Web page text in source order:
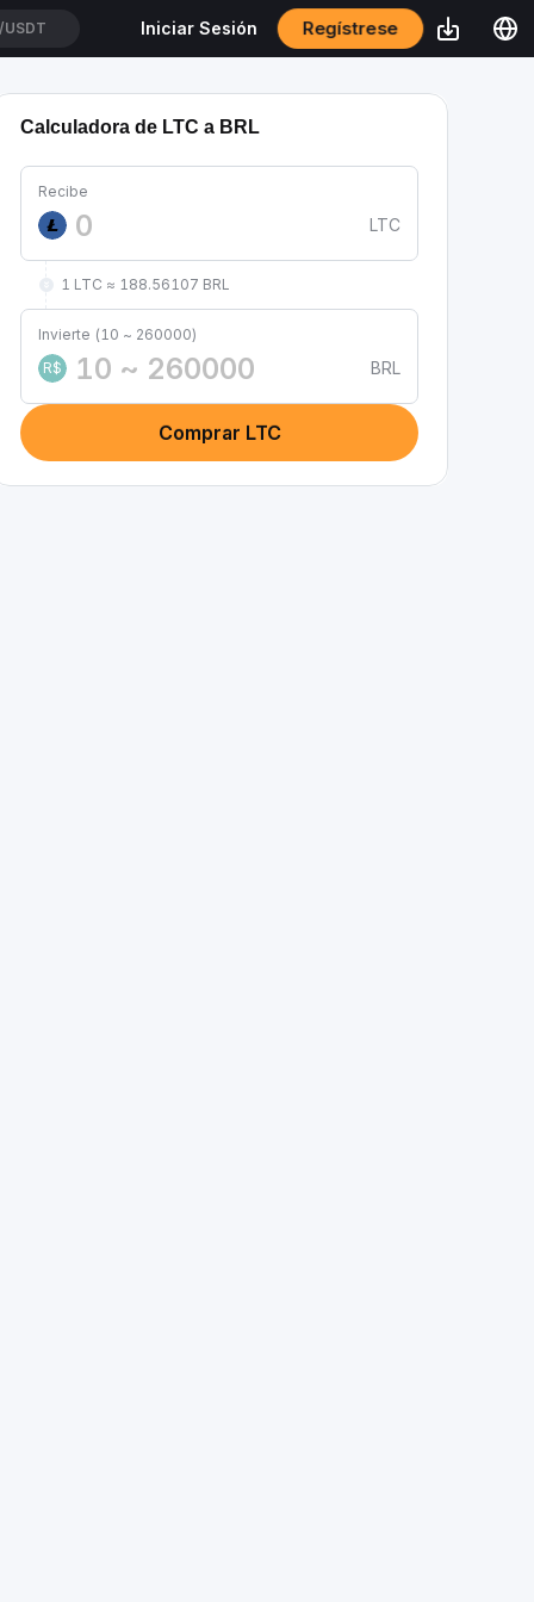
USDT Iniciar Sesión Regístrese
Calculadora de LTC a BRL
Recibe
LTC
1 LTC ≈ 188.56107 BRL
Invierte (10 ~ 260000)
R$
BRL
Comprar LTC